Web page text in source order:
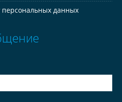
персональных данных